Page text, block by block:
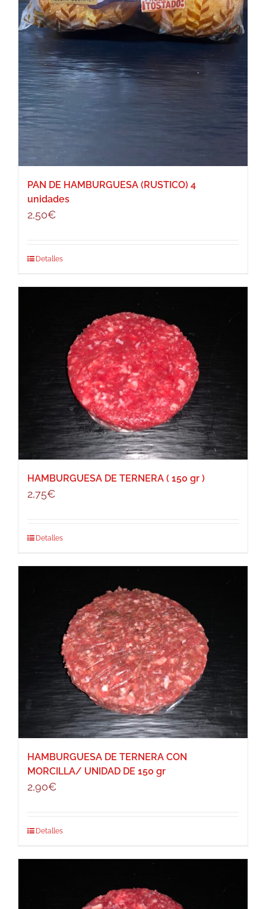
PAN DE HAMBURGUESA (RUSTICO) 4
unidades
2,50€
Detalles
HAMBURGUESA DE TERNERA ( 150 gr )
2,75€
Detalles
HAMBURGUESA DE TERNERA CON
MORCILLA/ UNIDAD DE 150 gr
2,90€
Detalles